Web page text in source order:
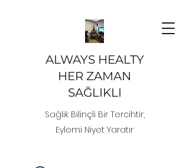
ALWAYS HEALTY
HER ZAMAN
SAĞLIKLI
Sağlık Bilinçli Bir Tercihtir,
Eylemi Niyet Yaratır